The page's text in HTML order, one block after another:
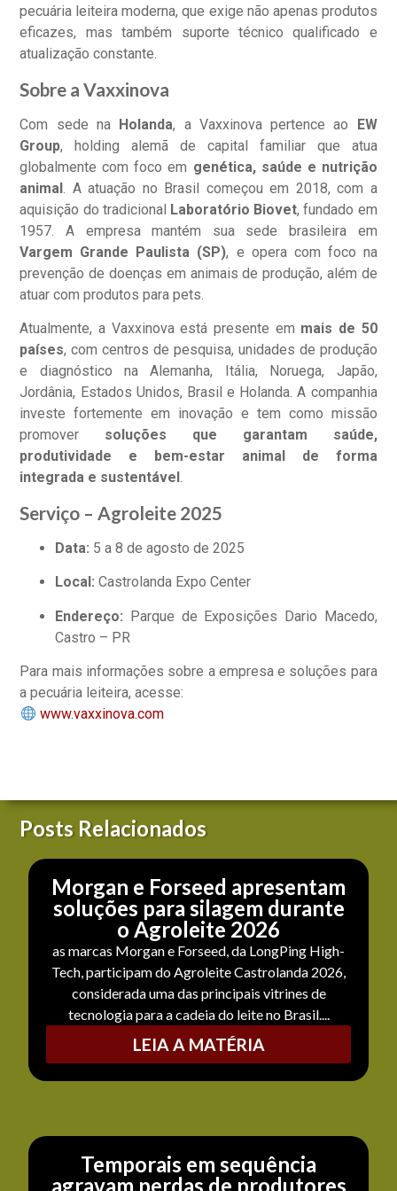
pecuária leiteira moderna, que exige não apenas produtos
eficazes, mas também suporte técnico qualificado e
atualização constante.
Sobre a Vaxxinova
Com sede na Holanda, a Vaxxinova pertence ao EW
Group, holding alemã de capital familiar que atua
globalmente com foco em genética, saúde e nutrição
animal . A atuação no Brasil começou em 2018, com a
aquisição do tradicional Laboratório Biovet, fundado em
1957. A empresa mantém sua sede brasileira em
Vargem Grande Paulista (SP), e opera com foco na
prevenção de doenças em animais de produção, além de
atuar com produtos para pets.
Atualmente, a Vaxxinova está presente em mais de 50
países, com centros de pesquisa, unidades de produção
e diagnóstico na Alemanha, Itália, Noruega, Japão,
Jordânia, Estados Unidos, Brasil e Holanda. A companhia
investe fortemente em inovação e tem como missão
promover soluções que garantam saúde,
produtividade e bem-estar animal de forma
integrada e sustentável.
Serviço – Agroleite 2025
Data: 5 a 8 de agosto de 2025
Local: Castrolanda Expo Center
Endereço: Parque de Exposições Dario Macedo,
Castro – PR
Para mais informações sobre a empresa e soluções para
a pecuária leiteira, acesse:
www.vaxxinova.com
Posts Relacionados
Morgan e Forseed apresentam
soluções para silagem durante
o Agroleite 2026
as marcas Morgan e Forseed, da LongPing High-
Tech, participam do Agroleite Castrolanda 2026,
considerada uma das principais vitrines de
tecnologia para a cadeia do leite no Brasil....
LEIA A MATÉRIA
Temporais em sequência
agravam perdas de produtores